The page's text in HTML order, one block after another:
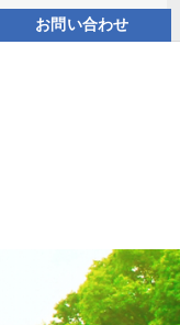
お問い合わせ